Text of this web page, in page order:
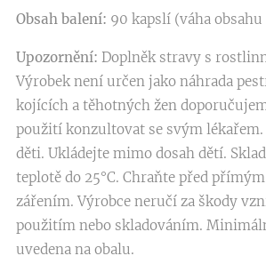
Obsah balení: 90 kapslí (váha obsahu
Upozornění: Doplněk stravy s
Výrobek není určen jako náhrada
kojících a těhotných žen
použití konzultovat se svým
děti. Ukládejte mimo dosah dětí.
teplotě do 25°C. Chraňte před
zářením. Výrobce neručí za škody
použitím nebo skladováním.
uvedena na obalu.